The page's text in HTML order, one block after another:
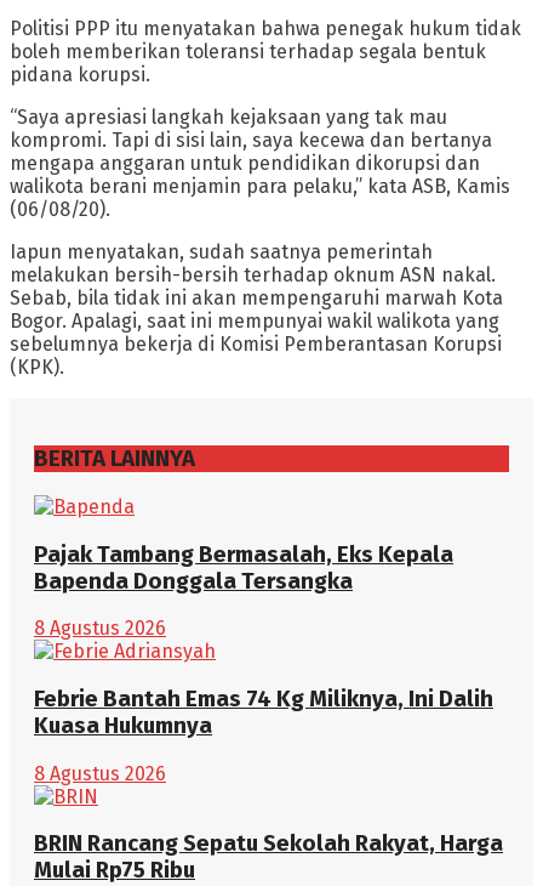
Politisi PPP itu menyatakan bahwa penegak hukum tidak
boleh memberikan toleransi terhadap segala bentuk
pidana korupsi.
“Saya apresiasi langkah kejaksaan yang tak mau
kompromi. Tapi di sisi lain, saya kecewa dan bertanya
mengapa anggaran untuk pendidikan dikorupsi dan
walikota berani menjamin para pelaku,” kata ASB, Kamis
(06/08/20).
Iapun menyatakan, sudah saatnya pemerintah
melakukan bersih-bersih terhadap oknum ASN nakal.
Sebab, bila tidak ini akan mempengaruhi marwah Kota
Bogor. Apalagi, saat ini mempunyai wakil walikota yang
sebelumnya bekerja di Komisi Pemberantasan Korupsi
(KPK).
BERITA LAINNYA
Pajak Tambang Bermasalah, Eks Kepala
Bapenda Donggala Tersangka
8 Agustus 2026
Febrie Bantah Emas 74 Kg Miliknya, Ini Dalih
Kuasa Hukumnya
8 Agustus 2026
BRIN Rancang Sepatu Sekolah Rakyat, Harga
Mulai Rp75 Ribu